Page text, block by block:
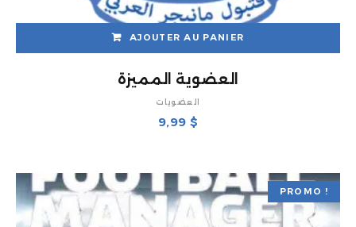
AJOUTER AU PANIER
العضوية المميزة
العضويات
9,99 $
PROMO !